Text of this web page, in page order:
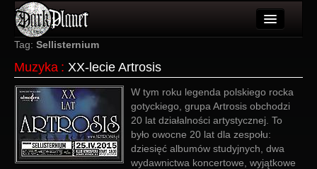
Artykuły
Użytkownicy
Wydarzenia
Galeria
Forum
Tag: Sellisternium
Muzyka : XX-lecie Artrosis
W tym roku legenda polskiego rocka
gotyckiego, grupa Artrosis obchodzi
20 lat działalności artystycznej. To
było owocne 20 lat dla zespołu:
dziesięć albumów studyjnych, dwa
wydawnictwa koncertowe, wyjątkowe